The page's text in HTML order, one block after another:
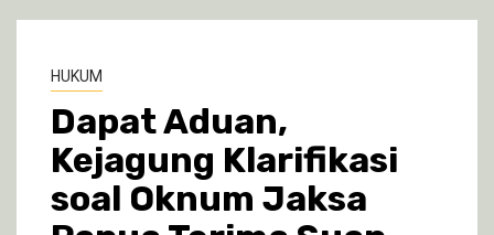
HUKUM
Dapat Aduan,
Kejagung Klarifikasi
soal Oknum Jaksa